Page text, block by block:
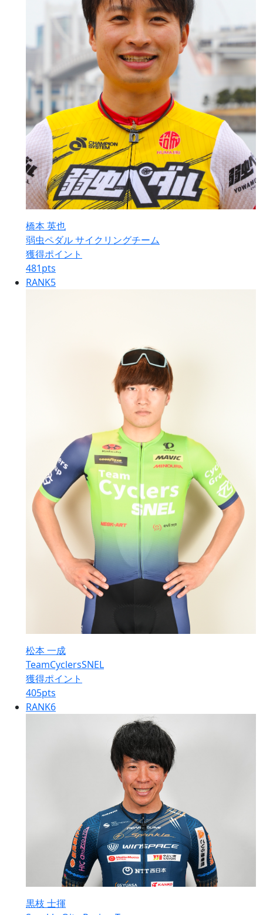
橋本 英也
弱虫ペダル サイクリングチーム
獲得ポイント
481pts
RANK5
松本 一成
TeamCyclersSNEL
獲得ポイント
405pts
RANK6
黒枝 士揮